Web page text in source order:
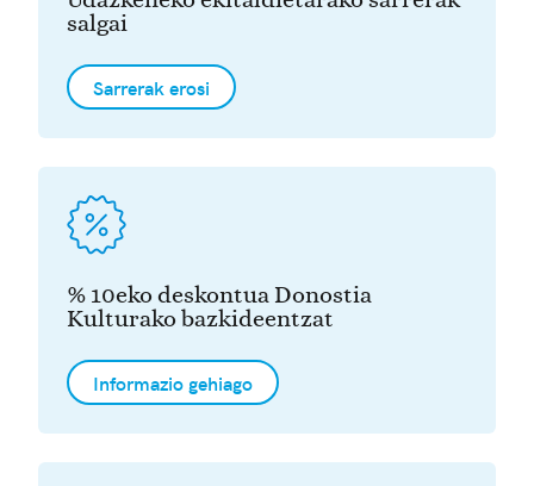
salgai
Sarrerak erosi
% 10eko deskontua Donostia
Kulturako bazkideentzat
Informazio gehiago